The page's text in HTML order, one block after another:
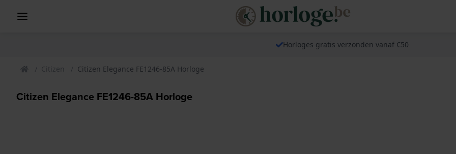
Horloges gratis verzonden vanaf €50
Citizen Citizen Elegance FE1246-85A Horloge
Citizen Elegance FE1246-85A Horloge